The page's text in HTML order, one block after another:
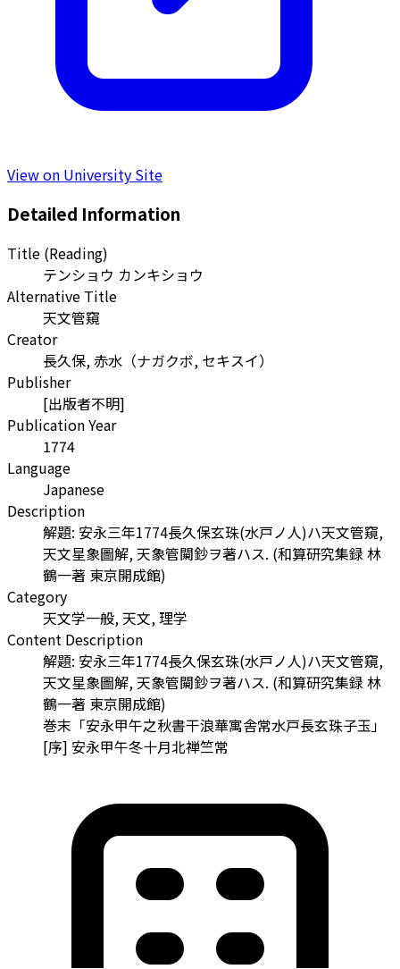
View on University Site
Detailed Information
Title (Reading)
テンショウ カンキショウ
Alternative Title
天文管窺
Creator
長久保, 赤水 （ナガクボ, セキスイ）
Publisher
[出版者不明]
Publication Year
1774
Language
Japanese
Description
解題: 安永三年1774長久保玄珠(水戸ノ人)ハ天文管窺,
天文星象圖解, 天象管闚鈔ヲ著ハス. (和算研究集録 林
鶴一著 東京開成館)
Category
天文学一般, 天文, 理学
Content Description
解題: 安永三年1774長久保玄珠(水戸ノ人)ハ天文管窺,
天文星象圖解, 天象管闚鈔ヲ著ハス. (和算研究集録 林
鶴一著 東京開成館)
巻末「安永甲午之秋書干浪華寓舎常水戸長玄珠子玉」
[序] 安永甲午冬十月北禅竺常